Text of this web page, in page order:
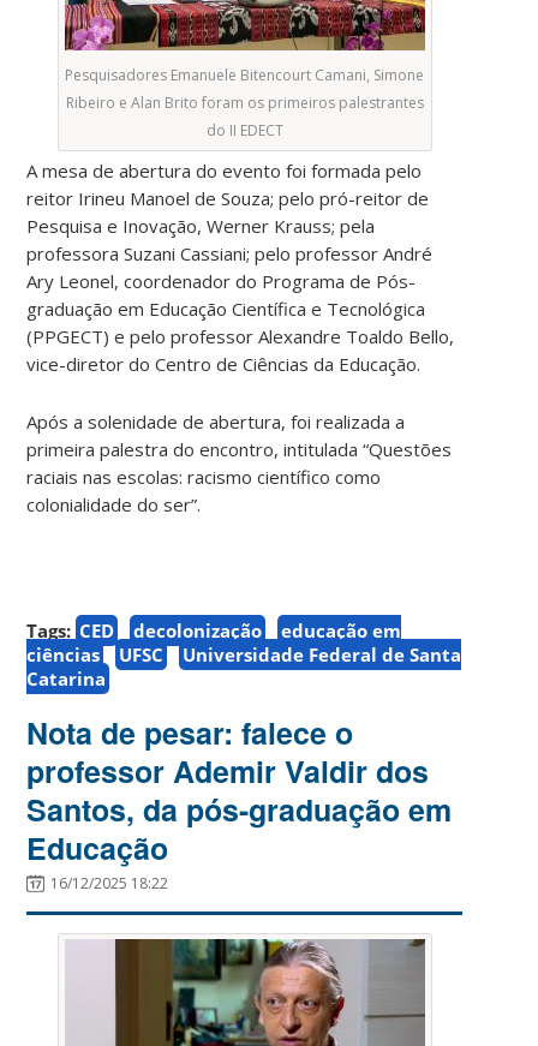
Pesquisadores Emanuele Bitencourt Camani, Simone
Ribeiro e Alan Brito foram os primeiros palestrantes
do II EDECT
A mesa de abertura do evento foi formada pelo
reitor Irineu Manoel de Souza; pelo pró-reitor de
Pesquisa e Inovação, Werner Krauss; pela
professora Suzani Cassiani; pelo professor André
Ary Leonel, coordenador do Programa de Pós-
graduação em Educação Científica e Tecnológica
(PPGECT) e pelo professor Alexandre Toaldo Bello,
vice-diretor do Centro de Ciências da Educação.
Após a solenidade de abertura, foi realizada a
primeira palestra do encontro, intitulada “Questões
raciais nas escolas: racismo científico como
colonialidade do ser”.
Tags: CED decolonização
educação em
ciências
UFSC
Universidade Federal de Santa
Catarina
Nota de pesar: falece o
professor Ademir Valdir dos
Santos, da pós-graduação em
Educação
16/12/2025 18:22